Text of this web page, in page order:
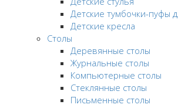
Детские тумбочки-пуфы
Детские кресла
Столы
Деревянные столы
Журнальные столы
Компьютерные столы
Стеклянные столы
Письменные столы